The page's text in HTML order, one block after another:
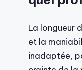
La longueur
et la
inadaptée,